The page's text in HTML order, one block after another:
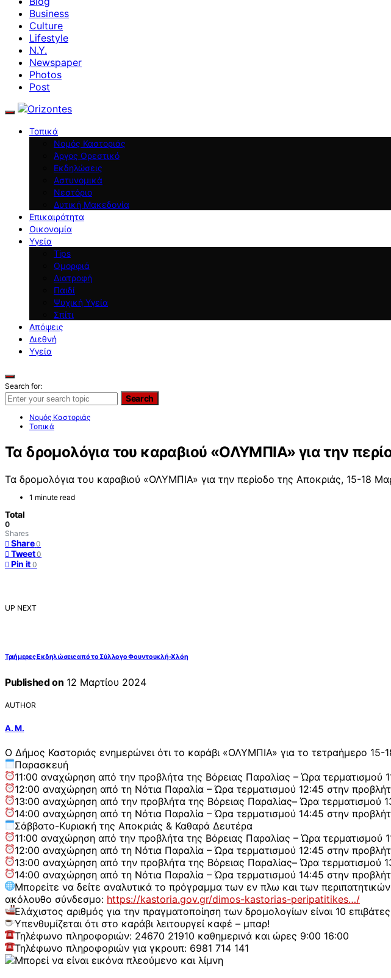
Business
Culture
Lifestyle
N.Y.
Newspaper
Photos
Post
Τοπικά
Νομός Καστοριάς
Άργος Ορεστικό
Εκδηλώσεις
Αστυνομικά
Νεστόριο
Δυτική Μακεδονία
Επικαιρότητα
Οικονομία
Υγεία
Tips
Ομορφιά
Διατροφή
Παιδί
Ψυχική Υγεία
Σπίτι
Απόψεις
Διεθνή
Υγεία
Search for:
Search
Νομός Καστοριάς
Τοπικά
Τα δρομολόγια του καραβιού «ΟΛΥΜΠΙΑ» για την
Τα δρομολόγια του καραβιού «ΟΛΥΜΠΙΑ» για την περίοδο της Αποκριάς, 15-18
1 minute read
Total
0
Shares
Share 0
Tweet 0
Pin it 0
UP NEXT
Τριήμερες Εκδηλώσεις από το Σύλλογο Φουντουκλή-Χλόη
Published on 12 Μαρτίου 2024
AUTHOR
Α. Μ.
Ο Δήμος Καστοριάς ενημερώνει ότι το καράβι «ΟΛΥΜΠΙΑ» για το τετραήμερο
Παρασκευή
11:00 αναχώρηση από την προβλήτα της Βόρειας Παραλίας – Ώρα τερματισμού
12:00 αναχώρηση από τη Νότια Παραλία – Ώρα τερματισμού 12:45 στην
13:00 αναχώρηση από την προβλήτα της Βόρειας Παραλίας– Ώρα τερματισμού
14:00 αναχώρηση από τη Νότια Παραλία – Ώρα τερματισμού 14:45 στην
Σάββατο-Κυριακή της Αποκριάς & Καθαρά Δευτέρα
11:00 αναχώρηση από την προβλήτα της Βόρειας Παραλίας – Ώρα τερματισμού
12:00 αναχώρηση από τη Νότια Παραλία – Ώρα τερματισμού 12:45 στην
13:00 αναχώρηση από την προβλήτα της Βόρειας Παραλίας– Ώρα τερματισμού
14:00 αναχώρηση από τη Νότια Παραλία – Ώρα τερματισμού 14:45 στην
Μπορείτε να δείτε αναλυτικά το πρόγραμμα των εν πλω και των
ακόλουθο σύνδεσμο: https://kastoria.gov.gr/dimos-kastorias-peripatitikes…/
Ελάχιστος αριθμός για την πραγματοποίηση των δρομολογίων είναι 10 επιβάτες
Υπενθυμίζεται ότι στο καράβι λειτουργεί καφέ – μπαρ!
Τηλέφωνο πληροφοριών: 24670 21910 καθημερινά και ώρες 9:00 16:00
Τηλέφωνο πληροφοριών για γκρουπ: 6981 714 141